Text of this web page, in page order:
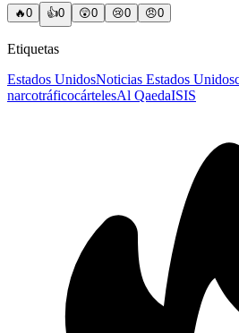
🔥0 👍0 😲0 😢0 😠0
Etiquetas
Estados UnidosNoticias Estados Unidos
narcotráficocártelesAl QaedaISIS